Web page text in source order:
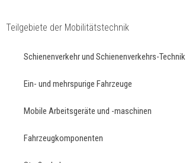
Teilgebiete der Mobilitätstechnik
Schienenverkehr und Schienenverkehrs-Technik
Ein- und mehrspurige Fahrzeuge
Mobile Arbeitsgeräte und -maschinen
Fahrzeugkomponenten